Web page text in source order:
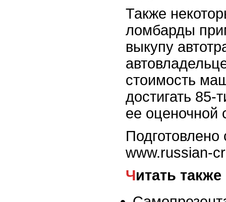
Также
ломбарды
выкупу
стоимость
достигать 85-
ее оценочной
www.russian-
Читать также